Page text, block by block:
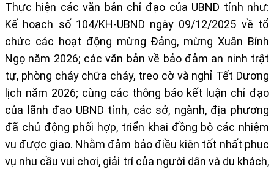
Thực hiện các văn bản chỉ đạo của UBND tỉnh như:
Kế hoạch số 104/KH-UBND ngày 09/12/2025 về tổ
chức các hoạt động mừng Đảng, mừng Xuân Bính
Ngọ năm 2026; các văn bản về bảo đảm an ninh trật
tự, phòng cháy chữa cháy, treo cờ và nghỉ Tết Dương
lịch năm 2026; cùng các thông báo kết luận chỉ đạo
của lãnh đạo UBND tỉnh, các sở, ngành, địa phương
đã chủ động phối hợp, triển khai đồng bộ các nhiệm
vụ được giao. Nhằm đảm bảo điều kiện tốt nhất phục
vụ nhu cầu vui chơi, giải trí của người dân và du khách,